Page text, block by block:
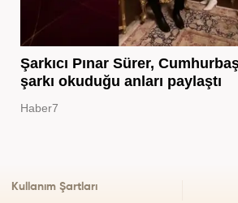
Şarkıcı Pınar Sürer,
şarkı okuduğu anları paylaştı
Haber7
Kullanım Şartları